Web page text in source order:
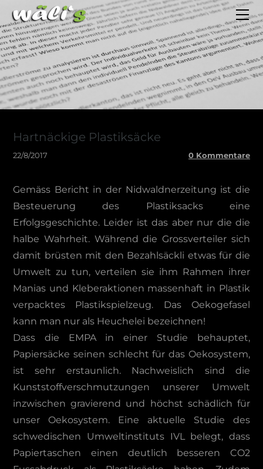
Hartnäckige Plastiksäcke
22/8/2017 0 Kommentare
Gemäss Bericht in der Nidwaldnerzeitung ist die
Besteuerung des Plastiksacks eine
Erfolgsgeschichte. Leider ist das aber nur die die
halbe Wahrheit. Während die Grossverteiler sich
damit brüsten mit den Bezahlsäckli etwas für die
Umwelt zu tun, verteilen sie ihm Rahmen ihrer
Manias und Kleberaktionen massenhaft in Plastik
verpacktes Plastikspielzeug. Das Oekogefasel
kann man nur als Heuchelei bezeichnen!
Dass die EMPA in einer Studie behauptet,
Papiersäcke seinen schlecht für das Oekosystem,
ist sehr erstaunlich. Nachweislich sind die
Kunststoffverschmutzungen unserer Umwelt
inzwischen gravierend und höchst schädlich für
unser Oekosystem. Eine aktuelle Studie des
schwedischen Umweltinstituts IVL belegt, dass
Papiertaschen einen deutlich besseren CO2
HOME
BLOG
ESSEYS
AUTOINDEX
KONTAKT